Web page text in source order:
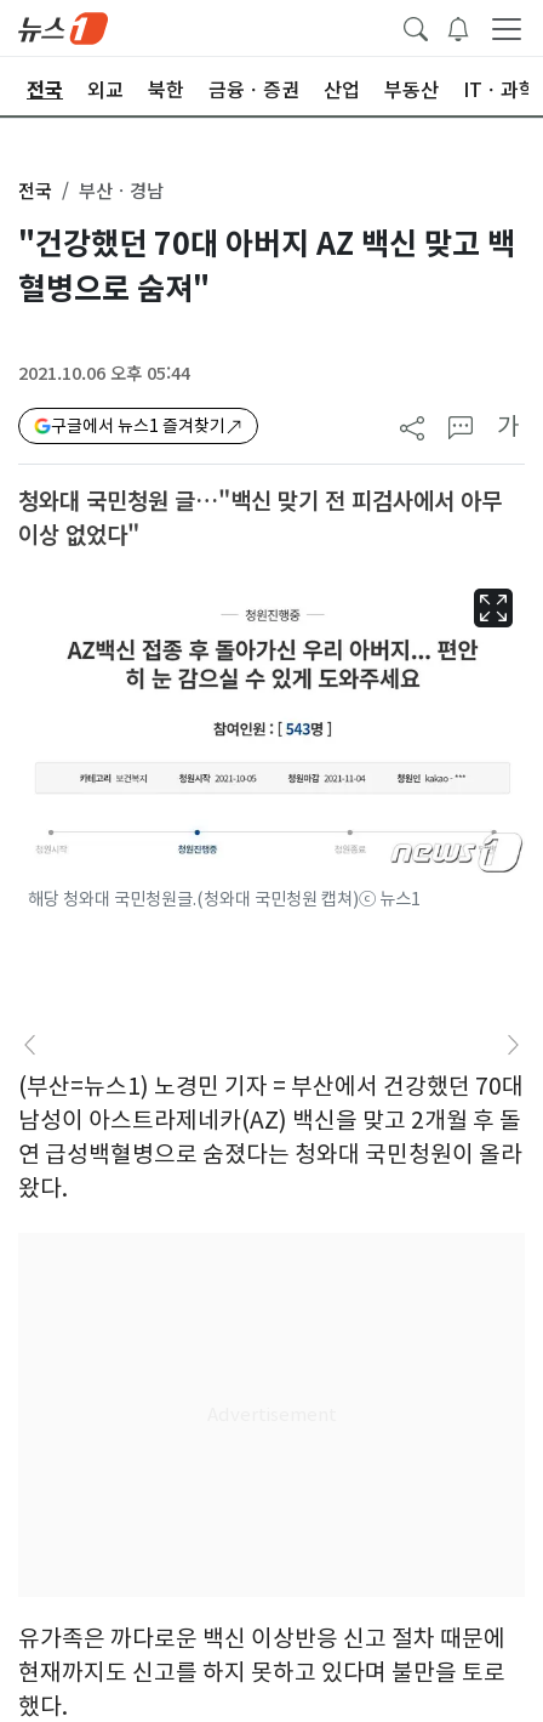
전국 외교 북한 금융ㆍ증권 산업 부동산 ITㆍ과학
전국 부산ㆍ경남
"건강했던 70대 아버지 AZ 백신 맞고 백
혈병으로 숨져"
2021.10.06 오후 05:44
구글에서 뉴스1 즐겨찾기 가
청와대 국민청원 글…"백신 맞기 전 피검사에서 아무
이상 없었다"
해당 청와대 국민청원글.(청와대 국민청원 캡쳐)ⓒ 뉴스1
(부산=뉴스1) 노경민 기자 = 부산에서 건강했던 70대
남성이 아스트라제네카(AZ) 백신을 맞고 2개월 후 돌
연 급성백혈병으로 숨졌다는 청와대 국민청원이 올라
왔다.
유가족은 까다로운 백신 이상반응 신고 절차 때문에
현재까지도 신고를 하지 못하고 있다며 불만을 토로
했다.